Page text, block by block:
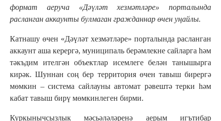
формат аеруча «Дәүләт хезмәтләре» порталында
расланган аккаунты булмаган гражданнар өчен уңайлы.
Катнашу өчен «Дәүләт хезмәтләре» порталында расланган
аккаунт аша керергә, муниципаль берәмлекне сайларга һәм
тәкъдим ителгән объектлар исемлеге белән танышырга
кирәк. Шуннан соң бер территория өчен тавыш бирергә
мөмкин – система сайлауны автомат рәвештә терки һәм
кабат тавыш бирү мөмкинлеген бирми.
Куркынычсызлык мәсьәләләренә аерым игътибар